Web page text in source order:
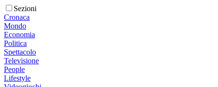
Sezioni
Cronaca
Mondo
Economia
Politica
Spettacolo
Televisione
People
Lifestyle